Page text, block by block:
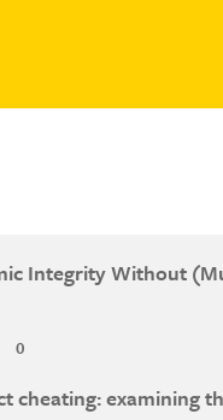
Integrity Without
Improve Academic
0
cheating: examining